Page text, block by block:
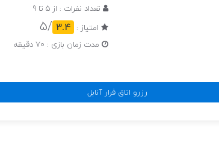
تعداد نفرات : از 5 تا 9
امتیاز : 3.4
/5
مدت زمان بازی : 70 دقیقه
رزرو اتاق فرار آنابل